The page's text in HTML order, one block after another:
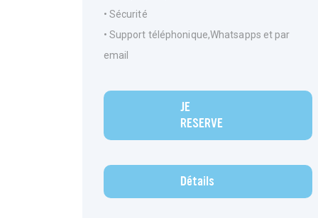
• Sécurité
• Support téléphonique,Whatsapps et par
email
JE
RESERVE
Détails